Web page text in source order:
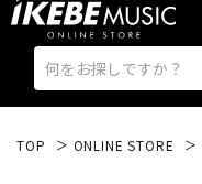
TOP ONLINE STORE